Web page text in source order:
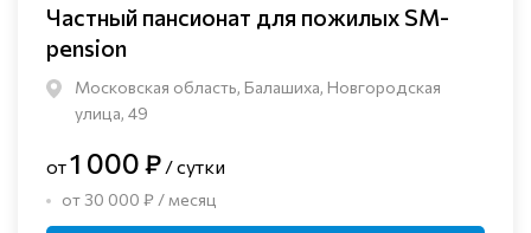
Частный пансионат для пожилых SM-
pension
Московская область, Балашиха, Новгородская
улица, 49
от1 000 ₽ / сутки
от 30 000 ₽ / месяц